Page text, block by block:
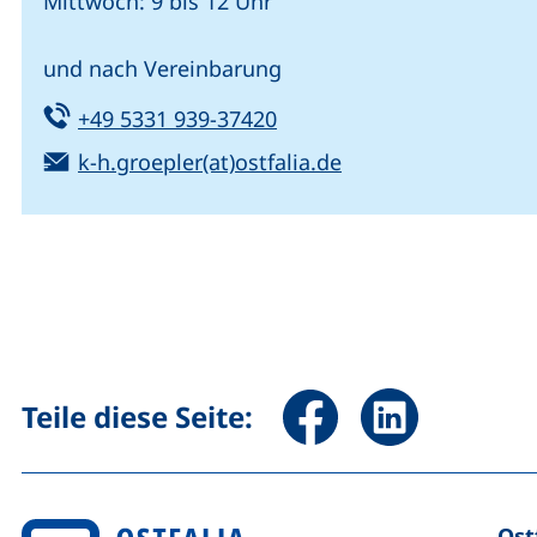
und nach Vereinbarung
Tel:
+49 5331 939-37420(startet einen
E-Mail:
k-h.groepler(at)ostfalia.de(öffnet Ihr E-Mail-
Teile diese Seite: Seite über Facebook
Seite über